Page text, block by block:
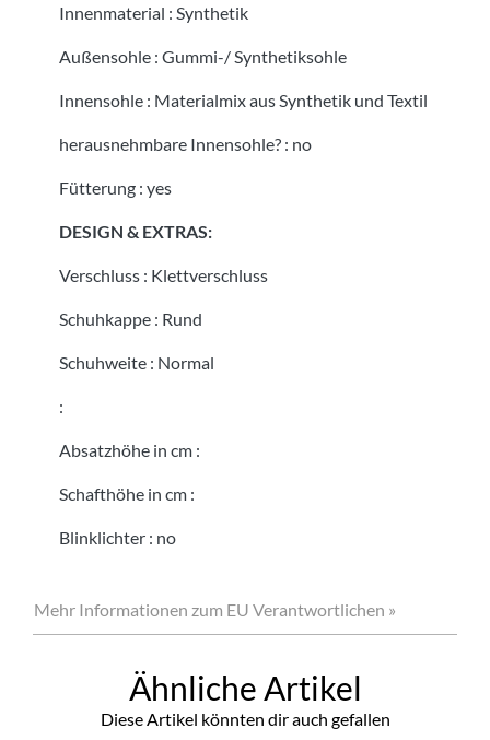
Innenmaterial : Synthetik
Außensohle : Gummi-/ Synthetiksohle
Innensohle : Materialmix aus Synthetik und Textil
herausnehmbare Innensohle? : no
Fütterung : yes
DESIGN & EXTRAS:
Verschluss : Klettverschluss
Schuhkappe : Rund
Schuhweite : Normal
:
Absatzhöhe in cm :
Schafthöhe in cm :
Blinklichter : no
Mehr Informationen zum EU Verantwortlichen »
Ähnliche Artikel
Diese Artikel könnten dir auch gefallen